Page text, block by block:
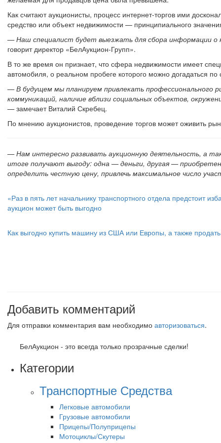
Как считают аукционисты, процесс интернет-торгов ими
средство или объект недвижимости — принципиального
— Наш специалист будет выезжать для сбора информации о
говорит директор «БелАукцион-Групп».
В то же время он признает, что сфера недвижимости имеет
автомобиля, о реальном пробеге которого можно догадаться
— В будущем мы планируем привлекать профессионального
коммуникаций, наличие вблизи социальных объектов,
—замечает Виталий Скребец.
По мнению аукционистов, проведение торгов может оживить
— Нам интересно развивать аукционную деятельность, а
итоге получают выгоду: одна — деньги, другая —
определить честную цену, привлечь максимальное число
«Раз в пять лет начальнику транспортного отдела предстоит
аукцион может быть выгодно
Как выгодно купить машину из США или Европы, а также
Добавить комментарий
Для отправки комментария вам необходимо авторизоваться.
БелАукцион - это всегда только прозрачные сделки!
Категории
Транспортные Средства
Легковые автомобили
Грузовые автомобили
Прицепы/Полуприцепы
Мотоциклы/Скутеры